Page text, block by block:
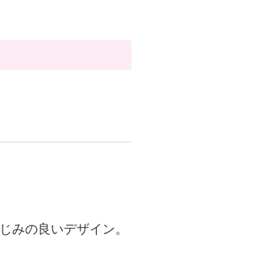
みの良いデザイン。